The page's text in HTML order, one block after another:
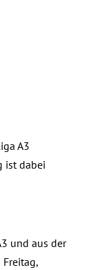
A3
ist dabei
und aus der